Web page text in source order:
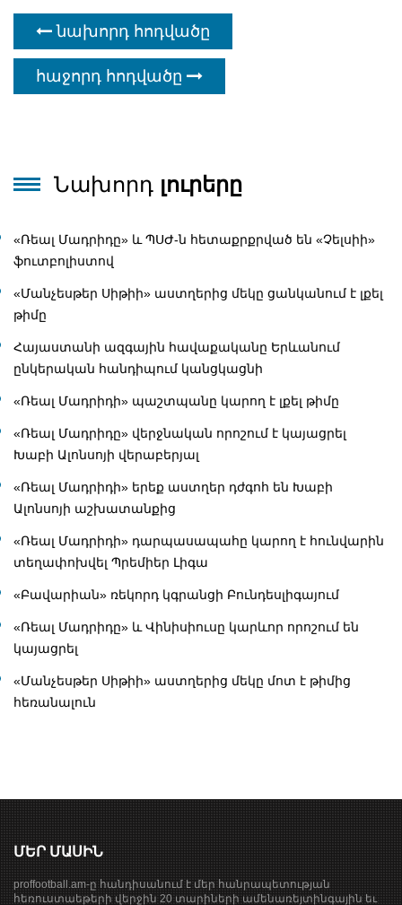
նախորդ հոդվածը
հաջորդ հոդվածը
Նախորդ լուրերը
«Ռեալ Մադրիդը» և ՊՍԺ-ն հետաքրքրված են «Չելսիի»
ֆուտբոլիստով
«Մանչեսթեր Սիթիի» աստղերից մեկը ցանկանում է լքել
թիմը
Հայաստանի ազգային հավաքականը Երևանում
ընկերական հանդիպում կանցկացնի
«Ռեալ Մադրիդի» պաշտպանը կարող է լքել թիմը
«Ռեալ Մադրիդը» վերջնական որոշում է կայացրել
Խաբի Ալոնսոյի վերաբերյալ
«Ռեալ Մադրիդի» երեք աստղեր դժգոհ են Խաբի
Ալոնսոյի աշխատանքից
«Ռեալ Մադրիդի» դարպասապահը կարող է հունվարին
տեղափոխվել Պրեմիեր Լիգա
«Բավարիան» ռեկորդ կգրանցի Բունդեսլիգայում
«Ռեալ Մադրիդը» և Վինիսիուսը կարևոր որոշում են
կայացրել
«Մանչեսթեր Սիթիի» աստղերից մեկը մոտ է թիմից
հեռանալուն
ՄԵՐ ՄԱՍԻՆ
proffootball.am-ը հանդիսանում է մեր հանրապետության
հեռուստաեթերի վերջին 20 տարիների ամենառեյտինգային եւ